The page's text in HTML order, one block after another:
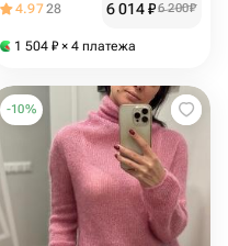
4.9728 6 014₽6 200₽
1 504 ₽ × 4 платежа
-10%